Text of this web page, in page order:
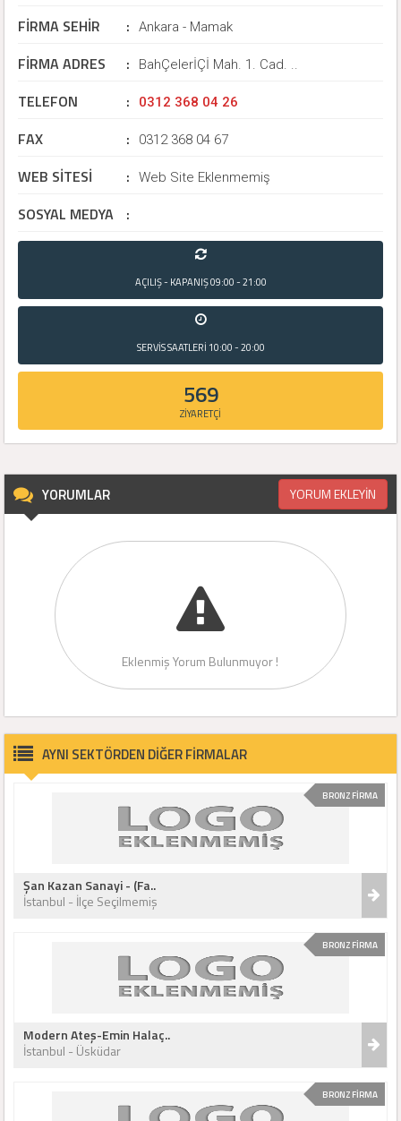
FİRMA SEHİR : Ankara - Mamak
FİRMA ADRES : BahÇelerİÇİ Mah. 1. Cad. ..
TELEFON : 0312 368 04 26
FAX : 0312 368 04 67
WEB SİTESİ : Web Site Eklenmemiş
SOSYAL MEDYA :
AÇILIŞ - KAPANIŞ09:00 - 21:00
SERVİS SAATLERİ 10:00 - 20:00
569
ZİYARETÇİ
YORUMLAR YORUM EKLEYİN
Eklenmiş Yorum Bulunmuyor !
AYNI SEKTÖRDEN DİĞER FİRMALAR
BRONZ FİRMA
Şan Kazan Sanayi - (Fa..
İstanbul - İlçe Seçilmemiş
BRONZ FİRMA
Modern Ateş-Emin Halaç..
İstanbul - Üsküdar
BRONZ FİRMA